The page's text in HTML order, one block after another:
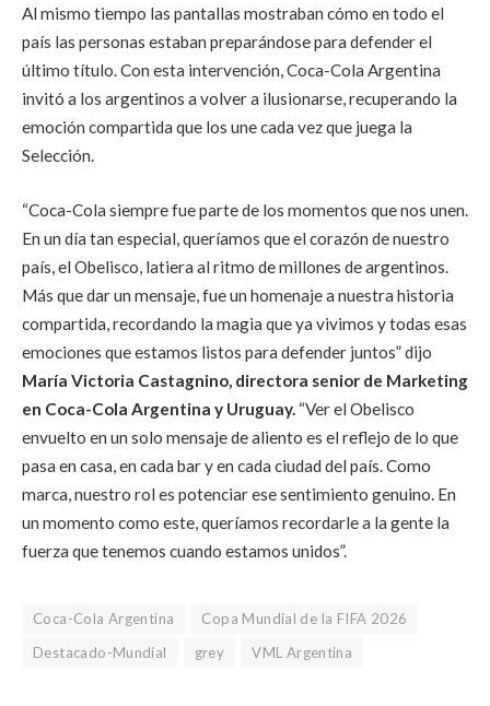
Al mismo tiempo las pantallas mostraban cómo en todo el
país las personas estaban preparándose para defender el
último título. Con esta intervención, Coca-Cola Argentina
invitó a los argentinos a volver a ilusionarse, recuperando la
emoción compartida que los une cada vez que juega la
Selección.
“Coca-Cola siempre fue parte de los momentos que nos unen.
En un día tan especial, queríamos que el corazón de nuestro
país, el Obelisco, latiera al ritmo de millones de argentinos.
Más que dar un mensaje, fue un homenaje a nuestra historia
compartida, recordando la magia que ya vivimos y todas esas
emociones que estamos listos para defender juntos” dijo
María Victoria Castagnino, directora senior de Marketing
en Coca-Cola Argentina y Uruguay. “Ver el Obelisco
envuelto en un solo mensaje de aliento es el reflejo de lo que
pasa en casa, en cada bar y en cada ciudad del país. Como
marca, nuestro rol es potenciar ese sentimiento genuino. En
un momento como este, queríamos recordarle a la gente la
fuerza que tenemos cuando estamos unidos”.
Coca-Cola Argentina
Copa Mundial de la FIFA 2026
Destacado-Mundial
grey VML Argentina